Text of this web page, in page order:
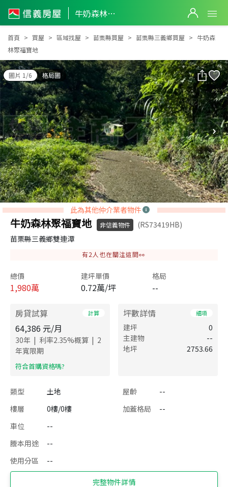
牛奶森林聚福寶地
牛奶森林聚福寶地
首頁 買屋 區域找屋 苗栗縣買屋 苗栗縣三義鄉買屋
牛奶森
林聚福寶地
圖片 1/6 格局圖
此為其他仲介業者物件
牛奶森林聚福寶地 非信義物件
(RS73419HB)
苗栗縣三義鄉雙連潭
有2 人也在關注這間👀
總價
1,980萬
建坪單價
0.72萬/坪
格局
--
房貸試算 計算
64,386 元/月
30年 | 利率2.35%概算 | 2
年寬限期
​符合首購資格嗎?
坪數詳情 細項
建坪
0
主建物
--
地坪
2753.66
類型 土地 屋齡
--
樓層
0樓/0樓 加蓋格局
--
車位
--
謄本用途
--
使用分區
--
完整物件詳情